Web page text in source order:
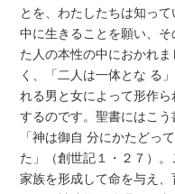
とを、わたしたちは知っ
中に生きることを願い、
た人の本性の中におかれ
く、「二人は一体とな る
れる男と女によって形作
するのです。聖書にはこう
「神は御自 分にかたどっ
た」（創世記１・２７）
家族を形成して命を与え